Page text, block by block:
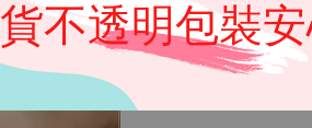
貨不透明包裝